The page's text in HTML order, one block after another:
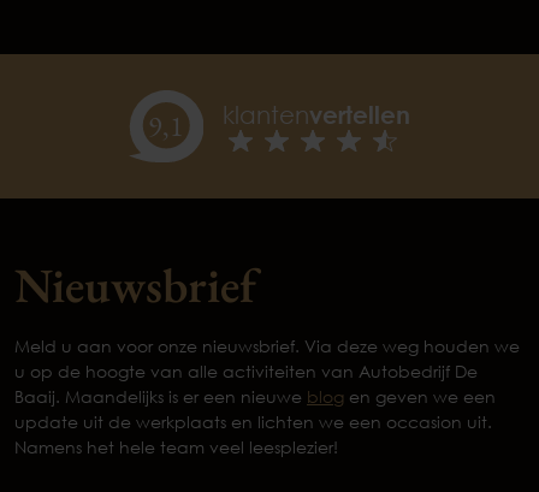
9,1 klantenvertellen
Nieuwsbrief
Meld u aan voor onze nieuwsbrief. Via deze weg houden we
u op de hoogte van alle activiteiten van Autobedrijf De
Baaij. Maandelijks is er een nieuwe blog en geven we een
update uit de werkplaats en lichten we een occasion uit.
Namens het hele team veel leesplezier!